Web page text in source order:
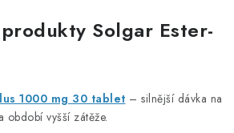
Solgar Ester-
1000 mg 30 tablet – silnější dávka na
období vyšší zátěže.